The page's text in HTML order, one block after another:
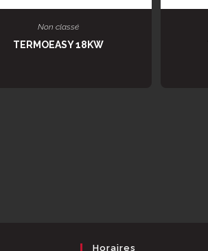
LIRE LA SUITE
Non classé
TERMOEASY 18KW
Horaires